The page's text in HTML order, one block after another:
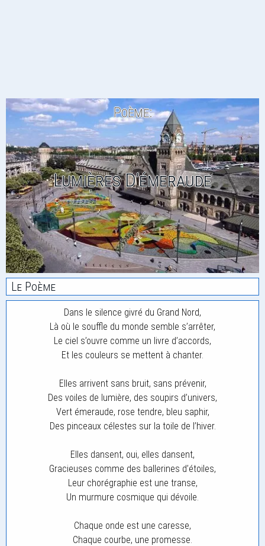
Poème:
Lumières D’émeraude
Le Poème
Dans le silence givré du Grand Nord,
Là où le souffle du monde semble s’arrêter,
Le ciel s’ouvre comme un livre d’accords,
Et les couleurs se mettent à chanter.
Elles arrivent sans bruit, sans prévenir,
Des voiles de lumière, des soupirs d’univers,
Vert émeraude, rose tendre, bleu saphir,
Des pinceaux célestes sur la toile de l’hiver.
Elles dansent, oui, elles dansent,
Gracieuses comme des ballerines d’étoiles,
Leur chorégraphie est une transe,
Un murmure cosmique qui dévoile.
Chaque onde est une caresse,
Chaque courbe, une promesse.